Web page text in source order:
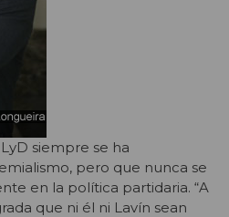
siempre se ha
pero que nunca se
en la política partidaria. “A
que ni él ni Lavín sean